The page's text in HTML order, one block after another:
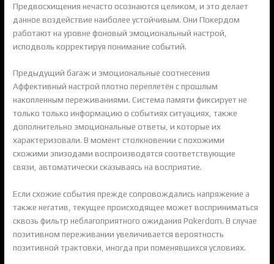
Предвосхищения нечасто осознаются целиком, и это делает
данное воздействие наиболее устойчивым. Они Покердом
работают на уровне фоновый эмоциональный настрой,
исподволь корректируя понимание событий.
Предыдущий багаж и эмоциональные соотнесения
Аффективный настрой плотно переплетён с прошлым
накопленным переживаниями. Система памяти фиксирует не
только только информацию о событиях ситуациях, также
дополнительно эмоциональные ответы, и которые их
характеризовали. В момент столкновении с похожими
схожими эпизодами воспроизводятся соответствующие
связи, автоматически сказываясь на восприятие.
Если схожие события прежде сопровождались напряжение а
также негатив, текущее происходящее может восприниматься
сквозь фильтр неблагоприятного ожидания Pokerdom. В случае
позитивном переживании увеличивается вероятность
позитивной трактовки, иногда при поменявшихся условиях.